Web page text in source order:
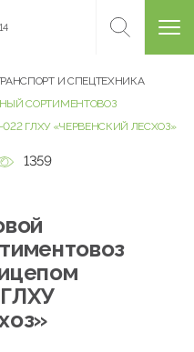
И СПЕЦТЕХНИКА
СОРТИМЕНТОВОЗ
ГЛХУ «ЧЕРВЕНСКИЙ ЛЕСХОЗ»
1359